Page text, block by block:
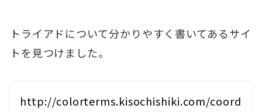
トライアドについて分かりやすく書いてあるサイ
トを見つけました。
http://colorterms.kisochishiki.com/coord